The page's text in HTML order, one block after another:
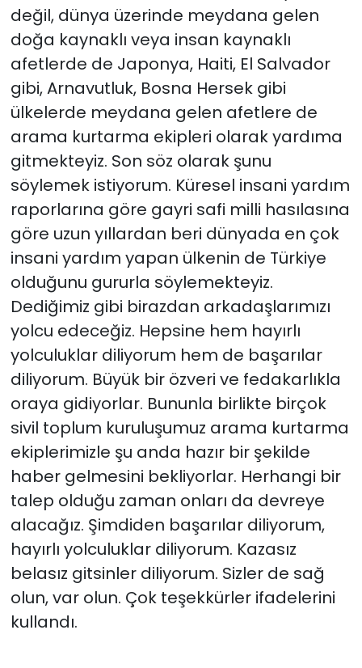
değil, dünya üzerinde meydana gelen
doğa kaynaklı veya insan kaynaklı
afetlerde de Japonya, Haiti, El Salvador
gibi, Arnavutluk, Bosna Hersek gibi
ülkelerde meydana gelen afetlere de
arama kurtarma ekipleri olarak yardıma
gitmekteyiz. Son söz olarak şunu
söylemek istiyorum. Küresel insani yardım
raporlarına göre gayri safi milli hasılasına
göre uzun yıllardan beri dünyada en çok
insani yardım yapan ülkenin de Türkiye
olduğunu gururla söylemekteyiz.
Dediğimiz gibi birazdan arkadaşlarımızı
yolcu edeceğiz. Hepsine hem hayırlı
yolculuklar diliyorum hem de başarılar
diliyorum. Büyük bir özveri ve fedakarlıkla
oraya gidiyorlar. Bununla birlikte birçok
sivil toplum kuruluşumuz arama kurtarma
ekiplerimizle şu anda hazır bir şekilde
haber gelmesini bekliyorlar. Herhangi bir
talep olduğu zaman onları da devreye
alacağız. Şimdiden başarılar diliyorum,
hayırlı yolculuklar diliyorum. Kazasız
belasız gitsinler diliyorum. Sizler de sağ
olun, var olun. Çok teşekkürler ifadelerini
kullandı.